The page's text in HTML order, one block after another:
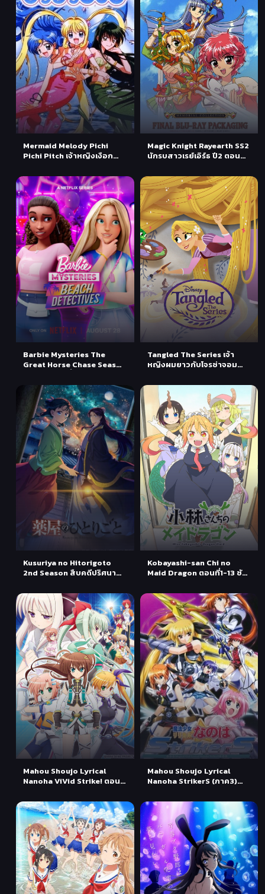
Mermaid Melody Pichi
Pichi Pitch เจ้าหญิงเงือก
ไทย
Magic Knight Rayearth SS2
นักรบสาวเรย์เอิร์ธ ปี2 ตอนที่
Barbie Mysteries The
Great Horse Chase Season
ภาค 2 ตอนที่ 1-8 พากย์ไทย
Tangled The Series เจ้า
หญิงผมยาวกับโจรซ่าจอม
ไทย
Kusuriya no Hitorigoto
2nd Season สืบคดีปริศนา
ตอนที่ 1 ซับไทย
Kobayashi-san Chi no
Maid Dragon ตอนที่1-13 ซับ
Mahou Shoujo Lyrical
Nanoha ViVid Strike! ตอน
Mahou Shoujo Lyrical
Nanoha StrikerS (ภาค3)